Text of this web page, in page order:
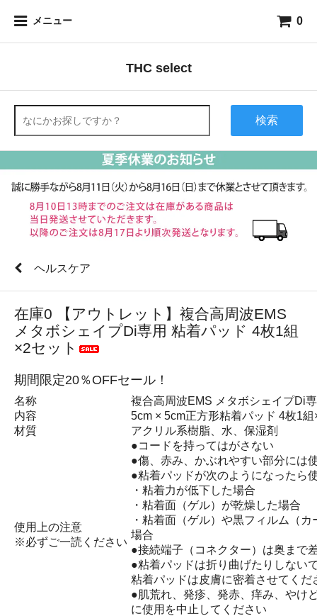
メニュー 0
THC select
検索
ヘルスケア
在庫0 【アウトレット】複合高周波EMS
メタボシェイプDi専用 粘着パッド 4枚1組
×2セット
期間限定20％OFFセール！
名称
複合高周波EMS メタボシェイプDi
内容
5cm × 5cm正方形粘着パッド 4枚1
材質
アクリル系樹脂、水、保湿剤
使用上の注意
※必ずご一読ください
●コードを持ってはがさない
●傷、赤み、かぶれやすい部分には
●粘着パッドが次のようになったら
・粘着力が低下した場合
・粘着面（ゲル）が乾燥した場合
・粘着面（ゲル）や黒フィルム（
場合
●接続端子（コネクター）は奥まで
●粘着パッドは折り曲げたりしない
粘着パッドは皮膚に密着させてくだ
●肌荒れ、発疹、発赤、痒み、やけ
に使用を中止してください